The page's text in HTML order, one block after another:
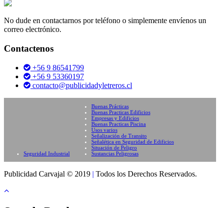
No dude en contactarnos por teléfono o simplemente envíenos un
correo electrónico.
Contactenos
+56 9 86541799
+56 9 53360197
contacto@publicidadyletreros.cl
Seguridad Industrial
Buenas Prácticas
Buenas Practicas Edificios
Empresas y Edificios
Buenas Practicas Piscina
Usos varios
Señalización de Transito
Señalética en Seguridad de Edificios
Situación de Peligro
Sustancias Peligrosas
Publicidad Carvajal © 2019 | Todos los Derechos Reservados.